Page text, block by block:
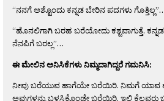
“ನನಗೆ ಅಶ್ಟೊಂದು ಕನ್ನಡ ಬೇರಿನ ಪದಗಳು
“ಹೊನಲಿಗಾಗಿ ಬರಹ ಬರೆಯೋದು ಕಶ್ಟವಾಗುತ್ತೆ.
ನೆನಪಿಗೆ ಬರಲ್ಲ”…
ಈ ಮೇಲಿನ ಅನಿಸಿಕೆಗಳು ನಿಮ್ಮದಾಗಿದ್ದರೆ ಗಮನಿಸಿ:
ನೀವು ಬರೆಯುವ ಹಾಗೆಯೇ ಬರೆಯಿರಿ. ನಿಮಗೆ ಯಾವ
ಅವುಗಳನ್ನು ಬಳಸಿಕೊಂಡೇ ಬರೆಯಿರಿ. ಇಲ್ಲಿ ಕೆಲವರು